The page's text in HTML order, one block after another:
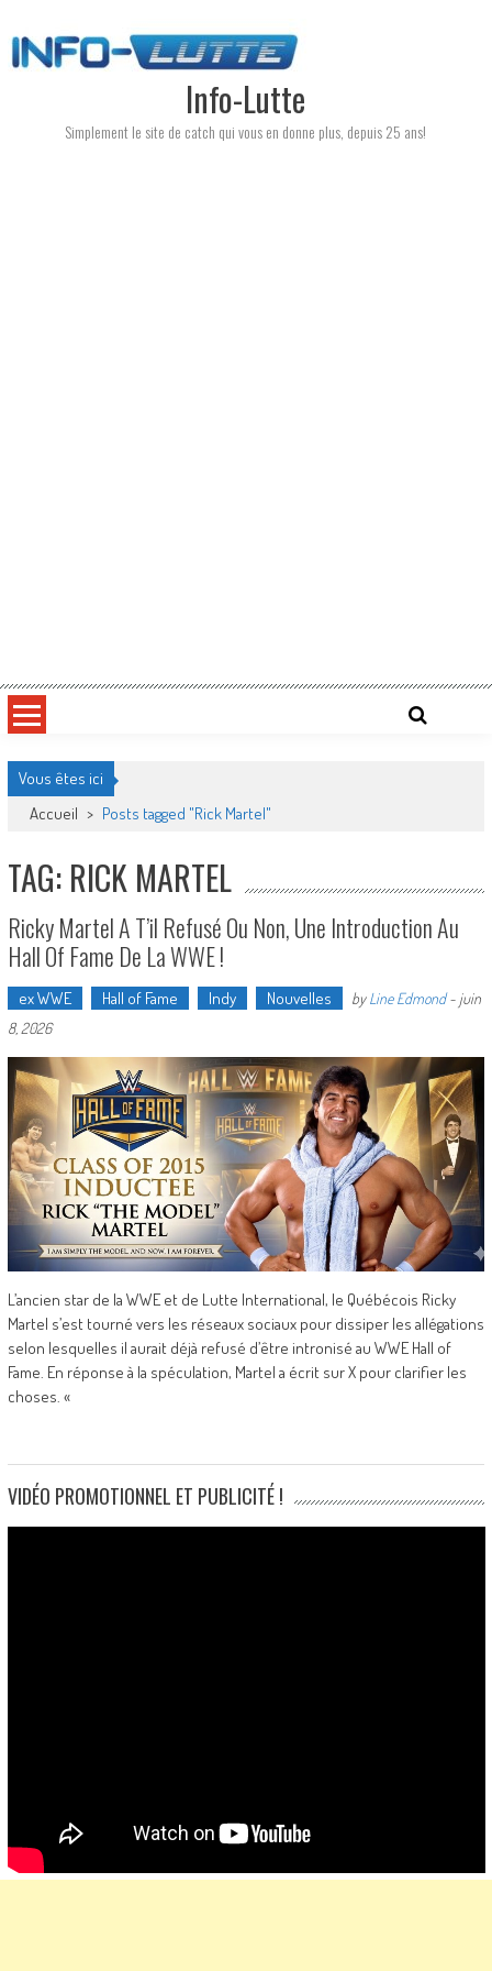
to
content
Info-Lutte
Simplement le site de catch qui vous en donne plus, depuis 25 ans!
Vous êtes ici
Accueil > Posts tagged "Rick Martel"
TAG: RICK MARTEL
Ricky Martel A T’il Refusé Ou Non, Une Introduction Au
Hall Of Fame De La WWE !
ex WWE Hall of Fame Indy Nouvelles byLine Edmond- juin
8, 2026
L’ancien star de la WWE et de Lutte International, le Québécois Ricky
Martel s’est tourné vers les réseaux sociaux pour dissiper les allégations
selon lesquelles il aurait déjà refusé d’être intronisé au WWE Hall of
Fame. En réponse à la spéculation, Martel a écrit sur X pour clarifier les
choses. «
VIDÉO PROMOTIONNEL ET PUBLICITÉ !